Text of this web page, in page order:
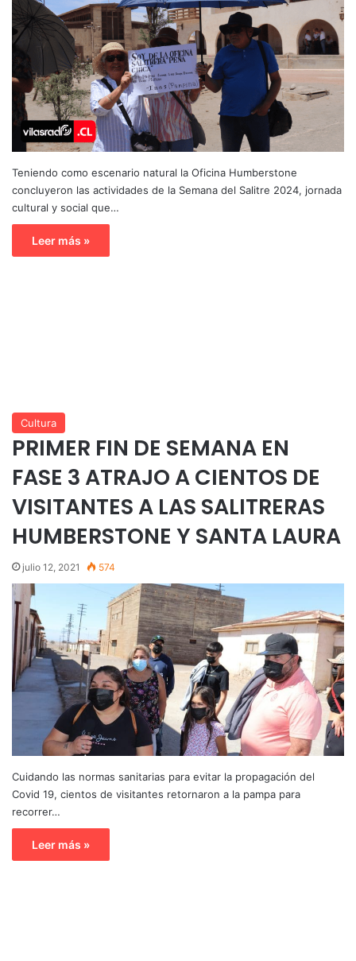
Teniendo como escenario natural la Oficina Humberstone
concluyeron las actividades de la Semana del Salitre 2024, jornada
cultural y social que…
Leer más »
Cultura
PRIMER FIN DE SEMANA EN
FASE 3 ATRAJO A CIENTOS DE
VISITANTES A LAS SALITRERAS
HUMBERSTONE Y SANTA LAURA
julio 12, 2021 574
Cuidando las normas sanitarias para evitar la propagación del
Covid 19, cientos de visitantes retornaron a la pampa para
recorrer…
Leer más »